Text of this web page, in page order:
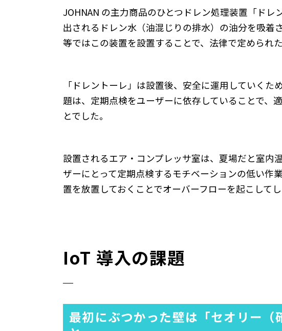
JOHNAN の主力商品のひとつドレン処理装置「ド
出されるドレン水（油混じりの排水）の油分を吸着
等ではこの装置を設置することで、法律で定められ
「ドレントーレ」は設置後、安全に運用していく
題は、定期点検をユーザーに依存していることで、
とでした。
設置されるエア・コンプレッサ室は、夏場だと室内
ザーにとって定期点検するモチベーションの低い作
置を放置しておくことでオーバーフローを起こして
IoT 導入の課題
最初にぶつかった壁は「セオリー（